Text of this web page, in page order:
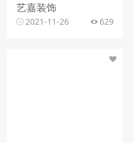
艺嘉装饰
2021-11-26 629